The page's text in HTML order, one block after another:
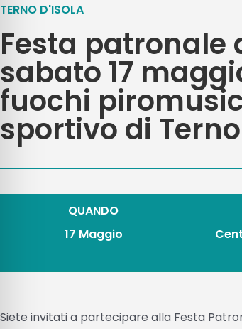
TERNO D'ISOLA
Festa patronale
sabato 17
fuochi
sportivo di Terno
QUANDO
17 Maggio
Siete invitati a partecipare alla Festa